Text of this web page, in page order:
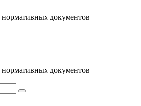
документов
документов